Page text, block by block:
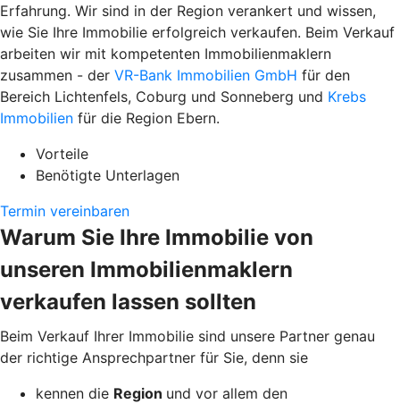
Erfahrung. Wir sind in der Region verankert und wissen,
wie Sie Ihre Immobilie erfolgreich verkaufen. Beim Verkauf
arbeiten wir mit kompetenten Immobilienmaklern
zusammen - der VR-Bank Immobilien GmbH für den
Bereich Lichtenfels, Coburg und Sonneberg und Krebs
Immobilien für die Region Ebern.
Vorteile
Benötigte Unterlagen
Termin vereinbaren
Warum Sie Ihre Immobilie von
unseren Immobilienmaklern
verkaufen lassen sollten
Beim Verkauf Ihrer Immobilie sind unsere Partner genau
der richtige Ansprechpartner für Sie, denn sie
kennen die Region und vor allem den